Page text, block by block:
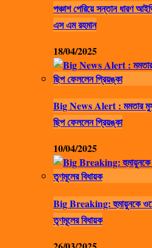
পঞ্চাশ পেরিয়ে সন্তান ধারণ
এস এম রহমান
18/04/2025
Big News Alert : মমতার
ছিপ ফেললেন প্রিয়ঙ্কা
10/04/2025
Big Breaking: হুমায়ুনকে
তৃণমূলের বিধায়ক